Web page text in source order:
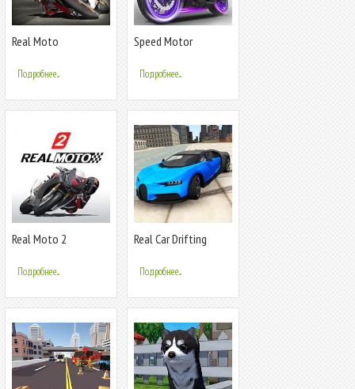
Real Moto
Подробнее...
Speed Motor
Подробнее...
Real Moto 2
Подробнее...
Real Car Drifting
Подробнее...